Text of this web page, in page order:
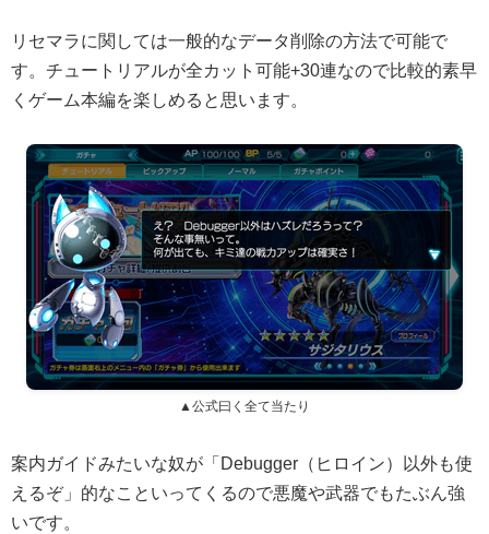
リセマラに関しては一般的なデータ削除の方法で可能で
す。チュートリアルが全カット可能+30連なので比較的素早
くゲーム本編を楽しめると思います。
▲公式曰く全て当たり
案内ガイドみたいな奴が「Debugger（ヒロイン）以外も使
えるぞ」的なこといってくるので悪魔や武器でもたぶん強
いです。